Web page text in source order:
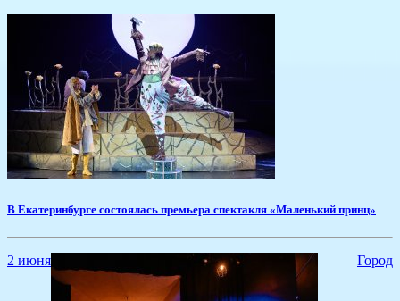
В Екатеринбурге состоялась премьера спектакля «Маленький принц»
2 июня Город